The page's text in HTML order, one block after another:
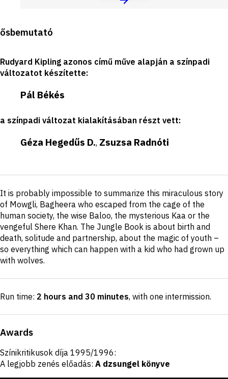
Production
details
ősbemutató
Rudyard Kipling azonos című műve alapján a színpadi
változatot készítette:
Pál Békés
a színpadi változat kialakításában részt vett:
Géza Hegedűs D., Zsuzsa Radnóti
Short
description
It is probably impossible to summarize this miraculous story
of Mowgli, Bagheera who escaped from the cage of the
human society, the wise Baloo, the mysterious Kaa or the
vengeful Shere Khan. The Jungle Book is about birth and
death, solitude and partnership, about the magic of youth –
so everything which can happen with a kid who had grown up
with wolves.
Run time: 2 hours and 30 minutes, with one intermission.
Awards
Színikritikusok díja 1995/1996:
A legjobb zenés előadás: A dzsungel könyve